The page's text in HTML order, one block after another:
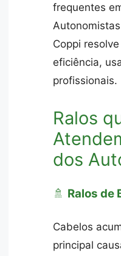
frequentes
Coppi
eficiência,
profissionais.
Ralos
dos
🚿 Ralos de
Cabelos
principal